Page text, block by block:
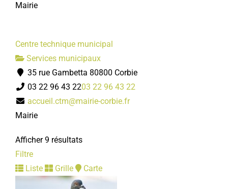
Mairie
Centre technique municipal
Services municipaux
35 rue Gambetta 80800 Corbie
03 22 96 43 2203 22 96 43 22
accueil.ctm@mairie-corbie.fr
Mairie
Afficher 9 résultats
Filtre
Liste
Grille Carte